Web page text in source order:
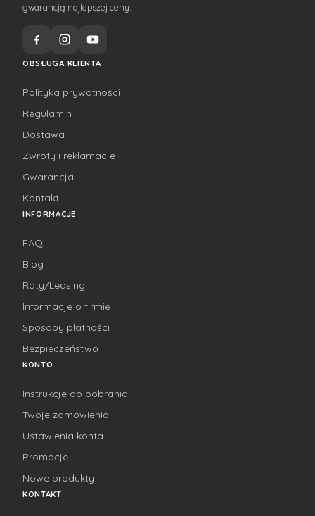
gwarancją najlepszej ceny.
OBSŁUGA KLIENTA
Polityka prywatności
Regulamin
Dostawa
Zwroty i reklamacje
Gwarancja
Kontakt
INFORMACJE
FAQ
Blog
Raty/Leasing
Informacje o firmie
Sposoby płatności
Bezpieczeństwo
KONTO
Instrukcje do pobrania
Twoje zamówienia
Ustawienia konta
Promocje
Nowe produkty
KONTAKT